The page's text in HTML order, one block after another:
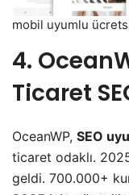
mobil uyumlu
4.
Ticaret
OceanWP, SEO
ticaret odaklı.
geldi. 700.000+